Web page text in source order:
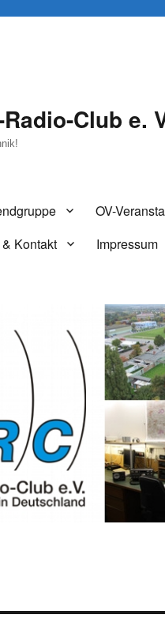
Club e.
OV-
Kontakt Impressum